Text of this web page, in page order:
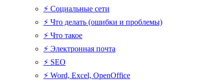
⚡ Социальные сети
⚡ Что делать (ошибки и проблемы)
⚡ Что такое
⚡ Электронная почта
⚡ SEO
⚡ Word, Excel, OpenOffice